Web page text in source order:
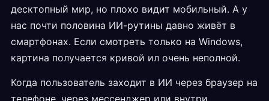
десктопный мир, но плохо видит мобильный. А у
нас почти половина ИИ-рутины давно живёт в
смартфонах. Если смотреть только на Windows,
картина получается кривой ил очень неполной.
Когда пользователь заходит в ИИ через браузер на